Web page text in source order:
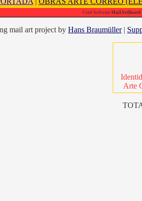
Used Software MailArtBoard
mail art project by Hans Braumüller|
Arte